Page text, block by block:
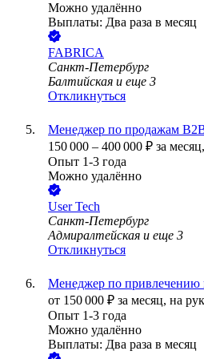
Можно удалённо
Выплаты: Два раза в месяц
FABRICA
Санкт-Петербург
Балтийская и еще 3
Откликнуться
Менеджер по продажам
150 000 – 400 000 ₽ за месяц,
Опыт 1-3 года
Можно удалённо
User Tech
Санкт-Петербург
Адмиралтейская и еще 3
Откликнуться
Менеджер по привлечению
от 150 000 ₽ за месяц, на
Опыт 1-3 года
Можно удалённо
Выплаты: Два раза в месяц